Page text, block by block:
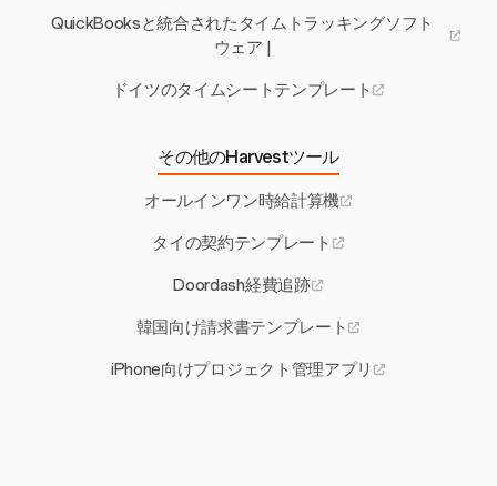
QuickBooksと統合されたタイムトラッキングソフト
ウェア |
ドイツのタイムシートテンプレート
その他のHarvestツール
オールインワン時給計算機
タイの契約テンプレート
Doordash経費追跡
韓国向け請求書テンプレート
iPhone向けプロジェクト管理アプリ